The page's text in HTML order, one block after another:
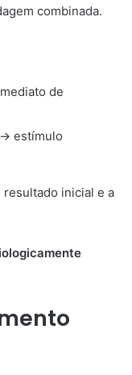
combinada.
de
→ estímulo
resultado inicial e a